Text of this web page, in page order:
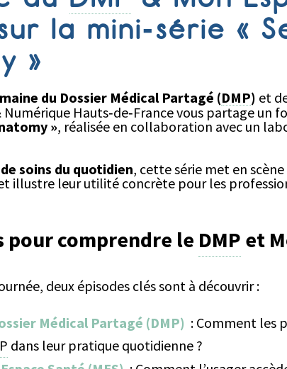
la mini‑série «
»
du Dossier Médical Partagé (DMP) et
Numérique Hauts‑de‑France vous partage un
», réalisée en collaboration avec un
soins du quotidien, cette série met en
illustre leur utilité concrète pour les
pour comprendre le DMP et
deux épisodes clés sont à découvrir :
Médical Partagé (DMP) : Comment les
dans leur pratique quotidienne ?